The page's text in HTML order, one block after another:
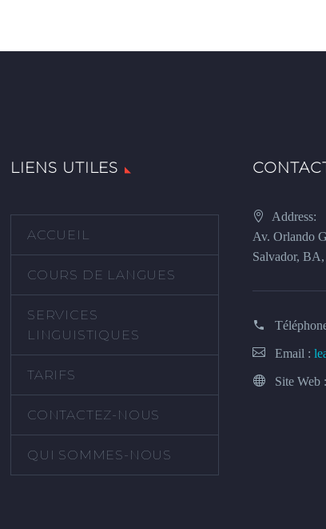
LIENS UTILES
ACCUEIL
COURS DE LANGUES
SERVICES
LINGUISTIQUES
TARIFS
CONTACTEZ-NOUS
QUI SOMMES-NOUS
Address:
Av. Orlando
Salvador,
Email :
Site Web :